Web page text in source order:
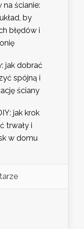
na ścianie:
by
błędów i
jak dobrać
spójną i
ściany
jak krok
trwały i
w domu